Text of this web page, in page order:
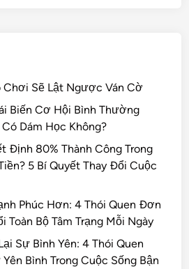
Chơi Sẽ Lật Ngược Ván Cờ
Biến Cơ Hội Bình Thường
Dám Học Không?
Định 80% Thành Công Trong
5 Bí Quyết Thay Đổi Cuộc
Phúc Hơn: 4 Thói Quen Đơn
Toàn Bộ Tâm Trạng Mỗi Ngày
Sự Bình Yên: 4 Thói Quen
Bình Trong Cuộc Sống Bận